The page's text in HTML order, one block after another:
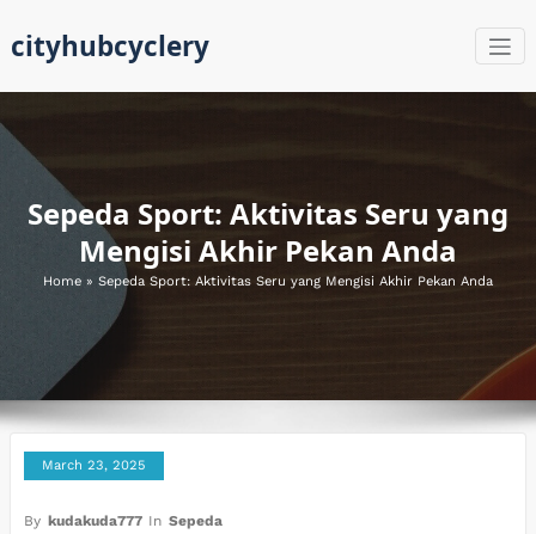
content
cityhubcyclery
Sepeda Sport: Aktivitas Seru yang
Mengisi Akhir Pekan Anda
Home » Sepeda Sport: Aktivitas Seru yang Mengisi Akhir Pekan Anda
March 23, 2025
By kudakuda777 In Sepeda